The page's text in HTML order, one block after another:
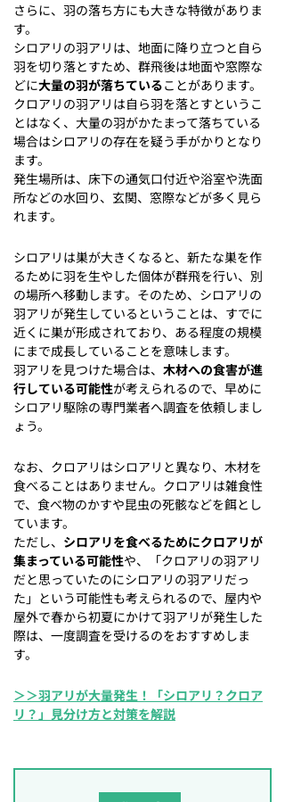
さらに、羽の落ち方にも大きな特徴がありま
す。
シロアリの羽アリは、地面に降り立つと自ら
羽を切り落とすため、群飛後は地面や窓際な
どに大量の羽が落ちていることがあります。
クロアリの羽アリは自ら羽を落とすというこ
とはなく、大量の羽がかたまって落ちている
場合はシロアリの存在を疑う手がかりとなり
ます。
発生場所は、床下の通気口付近や浴室や洗面
所などの水回り、玄関、窓際などが多く見ら
れます。
シロアリは巣が大きくなると、新たな巣を作
るために羽を生やした個体が群飛を行い、別
の場所へ移動します。そのため、シロアリの
羽アリが発生しているということは、すでに
近くに巣が形成されており、ある程度の規模
にまで成長していることを意味します。
羽アリを見つけた場合は、 木材への食害が進
行している可能性が考えられるので、早めに
シロアリ駆除の専門業者へ調査を依頼しまし
ょう。
なお、クロアリはシロアリと異なり、木材を
食べることはありません。クロアリは雑食性
で、食べ物のかすや昆虫の死骸などを餌とし
ています。
ただし、 シロアリを食べるためにクロアリが
集まっている可能性や、「クロアリの羽アリ
だと思っていたのにシロアリの羽アリだっ
た」という可能性も考えられるので、屋内や
屋外で春から初夏にかけて羽アリが発生した
際は、一度調査を受けるのをおすすめしま
す。
＞＞羽アリが大量発生！「シロアリ？クロア
リ？」見分け方と対策を解説